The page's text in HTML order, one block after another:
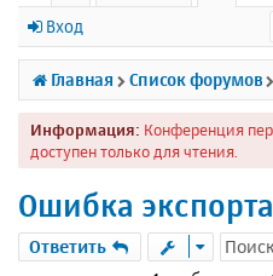
с
ы
л
к
р
у
м
Вход
Главная Список форумов
Информация: Конференция
доступен только для чтения.
Ошибка
Ответить